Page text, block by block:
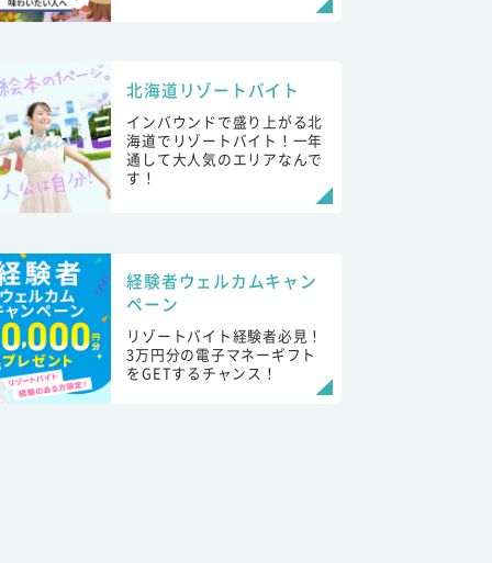
北海道リゾートバイト
インバウンドで盛り上がる北
海道でリゾートバイト！一年
通して大人気のエリアなんで
す！
経験者ウェルカムキャン
ペーン
リゾートバイト経験者必見！
3万円分の電子マネーギフト
をGETするチャンス！